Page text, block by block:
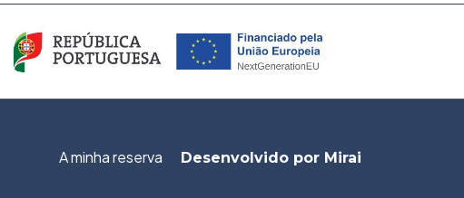
A minha reserva Desenvolvido por Mirai